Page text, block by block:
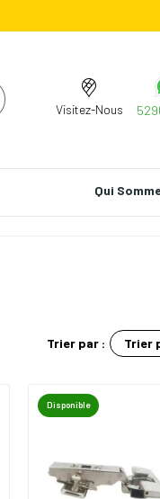
Visitez-Nous
Qui
Trier par : Trier
Disponible